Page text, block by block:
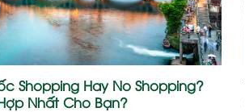
Shopping Hay No Shopping?
Nhất Cho Bạn?